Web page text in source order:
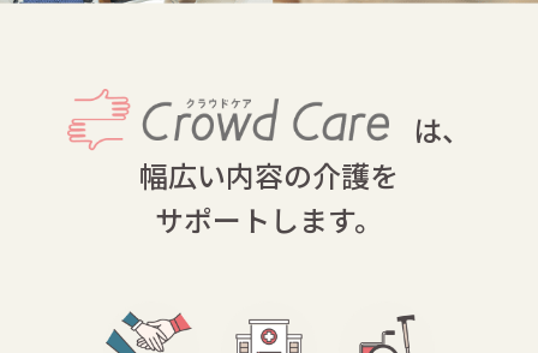
は、
幅広い内容の介護を
サポートします。